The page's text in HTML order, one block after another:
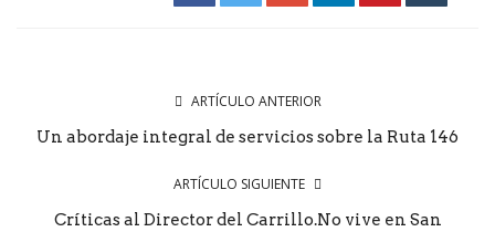
ARTÍCULO ANTERIOR
Un abordaje integral de servicios sobre la Ruta 146
ARTÍCULO SIGUIENTE
Críticas al Director del Carrillo.No vive en San